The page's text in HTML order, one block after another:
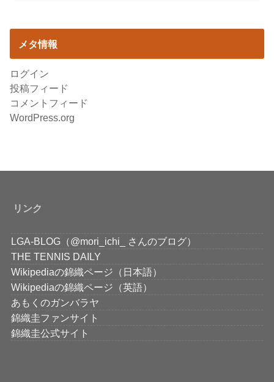
メタ情報
ログイン
投稿フィード
コメントフィード
WordPress.org
リンク
LGA-BLOG（@mori_ichi_ さんのブログ）
THE TENNIS DAILY
Wikipediaの錦織ページ（日本語）
Wikipediaの錦織ページ（英語）
あもくのガンバラヤ
錦織圭ファンサイト
錦織圭公式サイト